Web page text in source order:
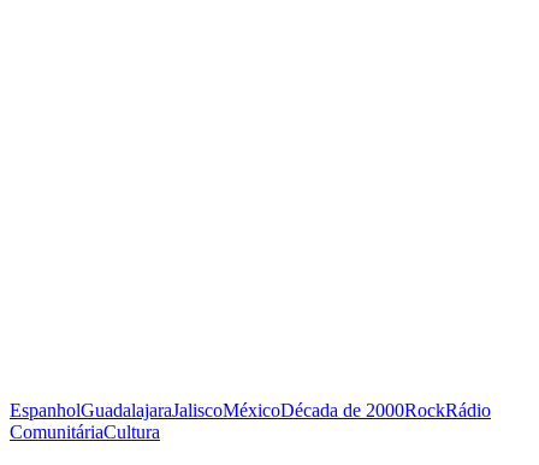
EspanholGuadalajaraJaliscoMéxicoDécada de 2000RockRádio
ComunitáriaCultura